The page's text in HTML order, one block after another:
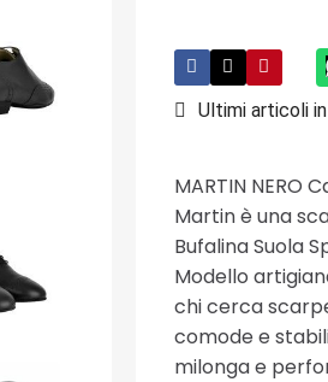
Ultimi articoli
MARTIN NERO
Martin è una
Bufalina Suola
Modello
chi cerca
comode e
milonga e